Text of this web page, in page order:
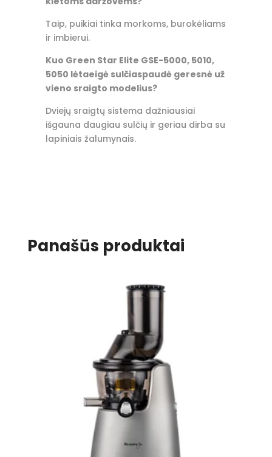
Taip, puikiai tinka morkoms, burokėliams
ir imbierui.
Kuo Green Star Elite GSE-5000, 5010,
5050 lėtaeigė sulčiaspaudė geresnė už
vieno sraigto modelius?
Dviejų sraigtų sistema dažniausiai
išgauna daugiau sulčių ir geriau dirba su
lapiniais žalumynais.
Panašūs produktai